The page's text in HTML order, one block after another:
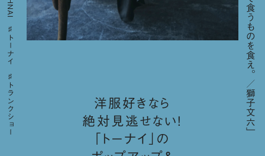
洋服好きなら
絶対見逃せない！
「トーナイ」の
トーナイ
トランクショー